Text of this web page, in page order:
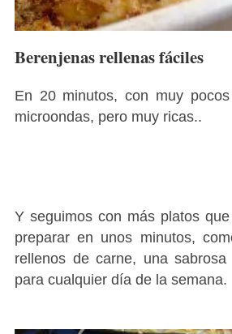
Berenjenas rellenas fáciles
En 20 minutos, con muy
microondas, pero muy ricas..
Y seguimos con más platos
preparar en unos minutos,
rellenos de carne, una
para cualquier día de la semana.